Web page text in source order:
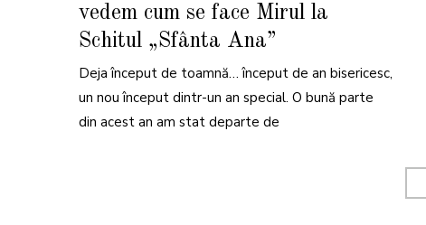
vedem cum se face Mirul la
Schitul „Sfânta Ana”
Deja început de toamnă… început de an bisericesc,
un nou început dintr-un an special. O bună parte
din acest an am stat departe de